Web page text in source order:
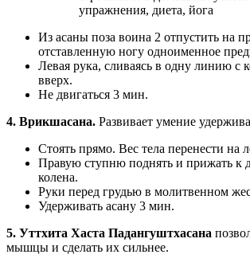
Из асаны поза воина 2 отпустить на
отставленную ногу одноименное
Левая рука, сливаясь в одну линию с
вверх.
Не двигаться 3 мин.
4. Врикшасана. Развивает умение
Стоять прямо. Вес тела перенести на
Правую ступню поднять и прижать к
колена.
Руки перед грудью в молитвенном
Удерживать асану 3 мин.
5. Уттхита Хаста Падангуштхасана
мышцы и сделать их сильнее.